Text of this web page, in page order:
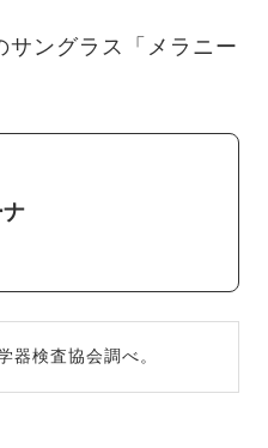
サングラス「メラニー
器検査協会調べ。